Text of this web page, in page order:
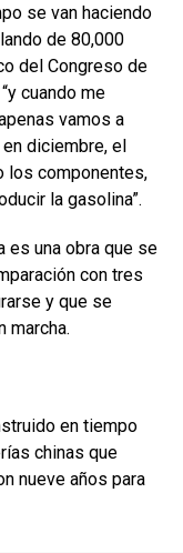
se van haciendo
de 80,000
del Congreso de
cuando me
vamos a
diciembre, el
los componentes,
la gasolina”.
es una obra que se
con tres
y que se
marcha.
en tiempo
chinas que
nueve años para